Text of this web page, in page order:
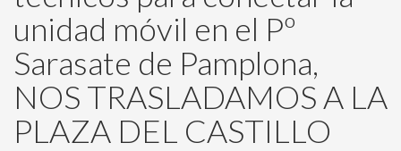
unidad móvil en el Pº
Sarasate de Pamplona,
NOS TRASLADAMOS A LA
PLAZA DEL CASTILLO